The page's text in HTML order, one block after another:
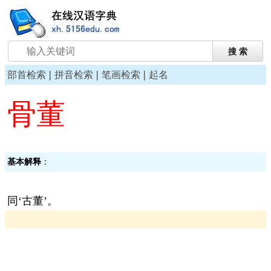
部首检索 | 拼音检索 | 笔画检索 | 起名
骨董
基本解释 ：
同‘古董’。